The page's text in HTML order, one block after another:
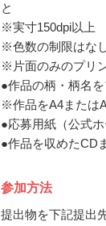
と
※実寸150dpi以上
※色数の制限はな
※片面のみのプリ
●作品の柄・柄名
※作品をA4または
●応募用紙（公式
●作品を収めたCD
参加方法
提出物を下記提出